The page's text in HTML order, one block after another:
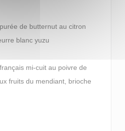
de butternut au citron
blanc yuzu
mi-cuit au poivre de
fruits du mendiant, brioche